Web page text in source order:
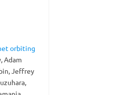
orbiting
Adam
Jeffrey